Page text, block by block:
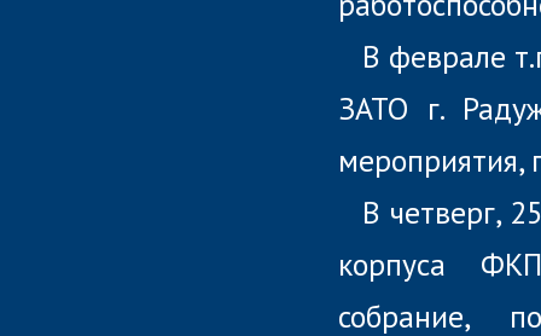
В феврале
ЗАТО г.
В четверг,
корпуса
собрание,